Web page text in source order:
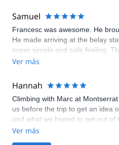
Samuel
Francesc was awesome. He
He made arriving at the belay
super simple and safe feeling.
awesome and would have taken
was in Spanish) Definitely the
Ver más
Hannah
Climbing with Marc at
us before the trip to get an idea
and what we hoped to get out of
to help design the perfect
Ver más